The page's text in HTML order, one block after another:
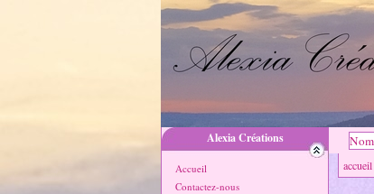
Alexia Créations
Accueil
Contactez-nous
accueil